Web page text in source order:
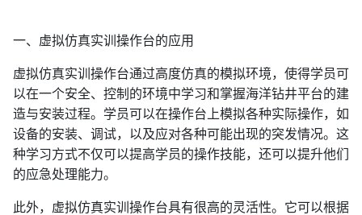
一、虚拟仿真实训操作台的应用
虚拟仿真实训操作台通过高度仿真的模拟环境，使得学员可
以在一个安全、控制的环境中学习和掌握海洋钻井平台的建
造与安装过程。学员可以在操作台上模拟各种实际操作，如
设备的安装、调试，以及应对各种可能出现的突发情况。这
种学习方式不仅可以提高学员的操作技能，还可以提升他们
的应急处理能力。
此外，虚拟仿真实训操作台具有很高的灵活性。它可以根据